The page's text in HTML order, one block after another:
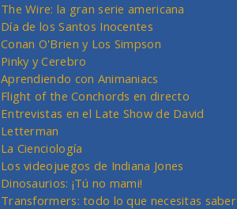
The Wire: la gran serie americana
Día de los Santos Inocentes
Conan O'Brien y Los Simpson
Pinky y Cerebro
Aprendiendo con Animaniacs
Flight of the Conchords en directo
Entrevistas en el Late Show de David
Letterman
La Cienciología
Los videojuegos de Indiana Jones
Dinosaurios: ¡Tú no mami!
Transformers: todo lo que necesitas saber